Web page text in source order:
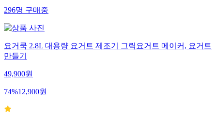
296명구매중
요거쿡 2.8L 대용량 요거트 제조기 그릭요거트 메이커, 요거트
만들기
49,900원
74%12,900원